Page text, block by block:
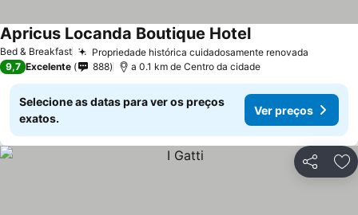
Bed & Breakfast Propriedade histórica cuidadosamente renovada
Apricus Locanda Boutique Hotel
9,7 Excelente 888 a 0.1 km de Centro da cidade
Selecione as datas para ver os preços
exatos.
Ver preços
Partilhar